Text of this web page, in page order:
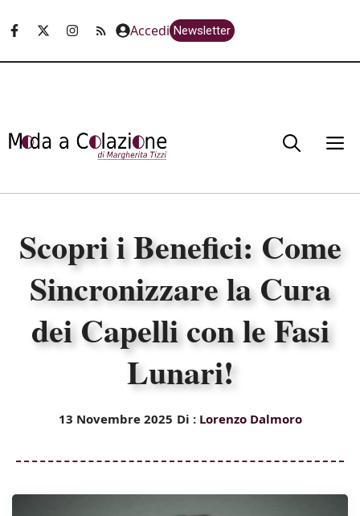
Accedi Newsletter
Scopri i Benefici: Come
Sincronizzare la Cura
dei Capelli con le Fasi
Lunari!
13 Novembre 2025 Di : Lorenzo Dalmoro